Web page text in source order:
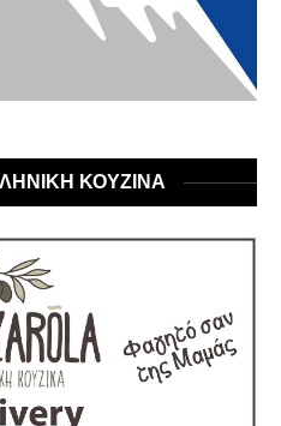
ΚΟΥΖΙΝΑ